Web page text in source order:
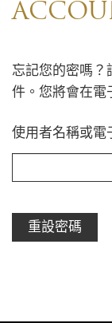
忘記您的密嗎？
件。您將會在電
使用者名稱或電
重設密碼